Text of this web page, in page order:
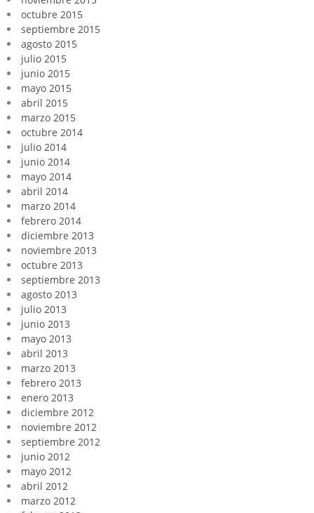
octubre 2015
septiembre 2015
agosto 2015
julio 2015
junio 2015
mayo 2015
abril 2015
marzo 2015
octubre 2014
julio 2014
junio 2014
mayo 2014
abril 2014
marzo 2014
febrero 2014
diciembre 2013
noviembre 2013
octubre 2013
septiembre 2013
agosto 2013
julio 2013
junio 2013
mayo 2013
abril 2013
marzo 2013
febrero 2013
enero 2013
diciembre 2012
noviembre 2012
septiembre 2012
junio 2012
mayo 2012
abril 2012
marzo 2012